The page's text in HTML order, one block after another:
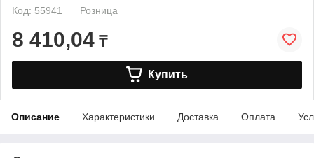
Код: 55941
Розница
8 410,04 ₸
Купить
Описание Характеристики Доставка Оплата